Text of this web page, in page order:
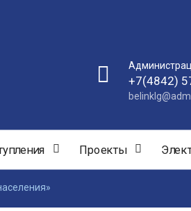
+7(4842)
Проекты